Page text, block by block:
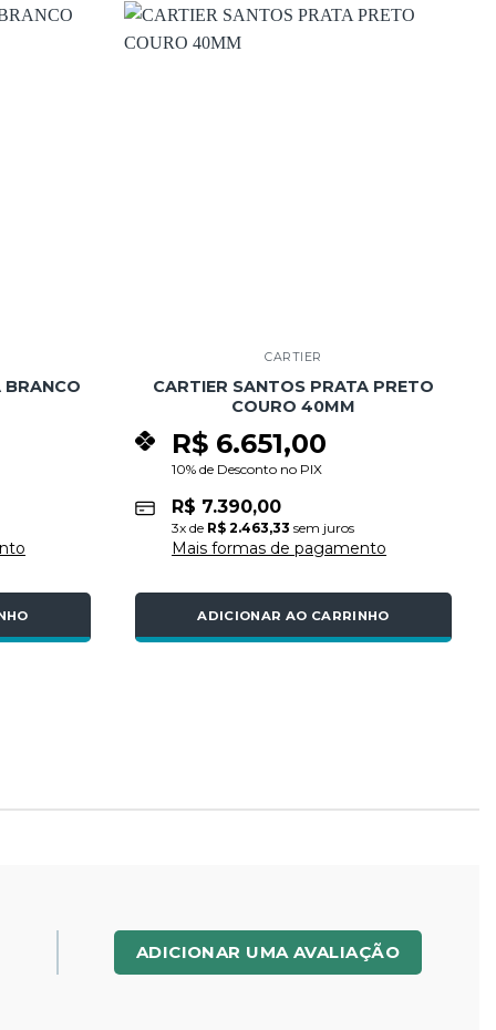
BRANCO
CARTIER
CARTIER SANTOS PRATA PRETO
COURO 40MM
R$ 6.651,00
10% de Desconto no PIX
R$ 7.390,00
3x de R$ 2.463,33 sem juros
Mais formas de pagamento
ADICIONAR AO CARRINHO
ADICIONAR UMA AVALIAÇÃO